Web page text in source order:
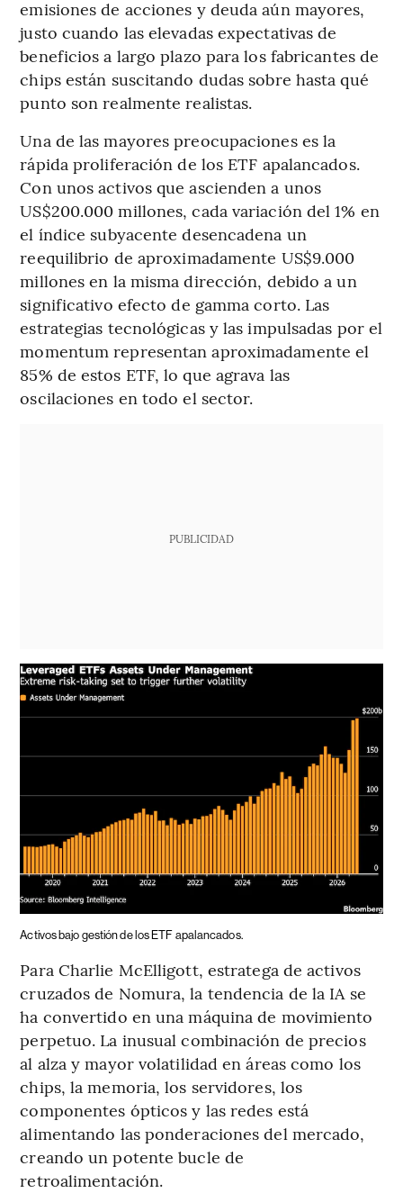
emisiones de acciones y deuda aún mayores,
justo cuando las elevadas expectativas de
beneficios a largo plazo para los fabricantes de
chips están suscitando dudas sobre hasta qué
punto son realmente realistas.
Una de las mayores preocupaciones es la
rápida proliferación de los ETF apalancados.
Con unos activos que ascienden a unos
US$200.000 millones, cada variación del 1% en
el índice subyacente desencadena un
reequilibrio de aproximadamente US$9.000
millones en la misma dirección, debido a un
significativo efecto de gamma corto. Las
estrategias tecnológicas y las impulsadas por el
momentum representan aproximadamente el
85% de estos ETF, lo que agrava las
oscilaciones en todo el sector.
PUBLICIDAD
Activos bajo gestión de los ETF apalancados.
Para Charlie McElligott, estratega de activos
cruzados de Nomura, la tendencia de la IA se
ha convertido en una máquina de movimiento
perpetuo. La inusual combinación de precios
al alza y mayor volatilidad en áreas como los
chips, la memoria, los servidores, los
componentes ópticos y las redes está
alimentando las ponderaciones del mercado,
creando un potente bucle de
retroalimentación.